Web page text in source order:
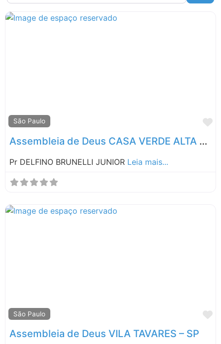
São Paulo
Assembleia de Deus CASA VERDE ALTA – SP
Pr DELFINO BRUNELLI JUNIOR Leia mais...
São Paulo
Assembleia de Deus VILA TAVARES – SP